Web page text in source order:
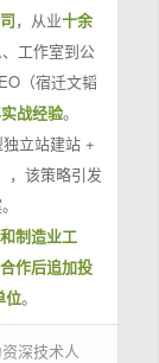
，从业十余
工作室到公
（宿迁文韬
战经验。
立站建站 +
，该策略引发
制造业工
作后追加投
位。
深技术人